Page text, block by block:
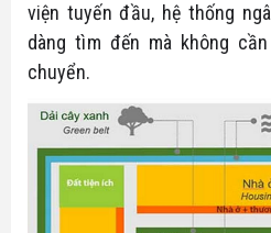
viện tuyến đầu, hệ thống
dàng tìm đến mà không
chuyển.